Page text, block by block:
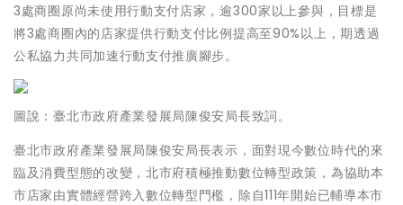
3處商圈原尚未使用行動支付店家，逾300家以上參與，目標是
將3處商圈內的店家提供行動支付比例提高至90%以上，期透過
公私協力共同加速行動支付推廣腳步。
圖說：臺北市政府產業發展局陳俊安局長致詞。
臺北市政府產業發展局陳俊安局長表示，面對現今數位時代的來
臨及消費型態的改變，北市府積極推動數位轉型政策，為協助本
市店家由實體經營跨入數位轉型門檻，除自111年開始已輔導本市